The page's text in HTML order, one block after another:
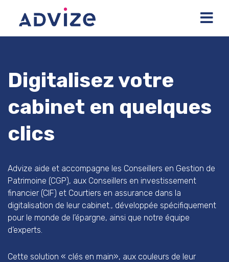
Digitalisez votre
cabinet en quelques
clics
Advize aide et accompagne les Conseillers en Gestion de
Patrimoine (CGP), aux Conseillers en investissement
financier (CIF) et Courtiers en assurance dans la
digitalisation de leur cabinet., développée spécifiquement
pour le monde de l’épargne, ainsi que notre équipe
d’experts.
Cette solution « clés en main», aux couleurs de leur